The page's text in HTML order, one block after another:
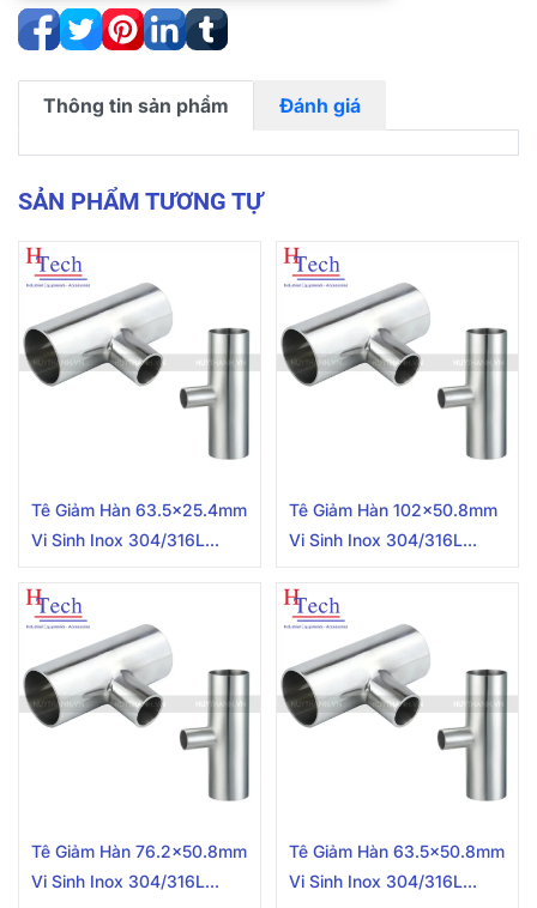
Thông tin sản phẩm Đánh giá
SẢN PHẨM TƯƠNG TỰ
Tê Giảm Hàn 63.5×25.4mm
Vi Sinh Inox 304/316L
Tê Giảm Hàn 102×50.8mm
Vi Sinh Inox 304/316L
Tê Giảm Hàn 76.2×50.8mm
Vi Sinh Inox 304/316L
Tê Giảm Hàn 63.5×50.8mm
Vi Sinh Inox 304/316L